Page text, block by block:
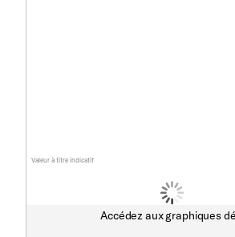
Valeur à titre indicatif
Accédez aux graphiques